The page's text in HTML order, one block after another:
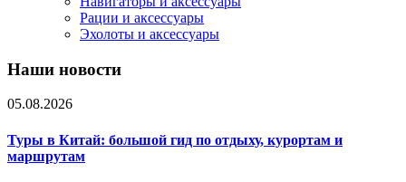
Рации и аксессуары
Эхолоты и аксессуары
Наши новости
05.08.2026
Туры в Китай: большой гид по отдыху, курортам и
маршрутам